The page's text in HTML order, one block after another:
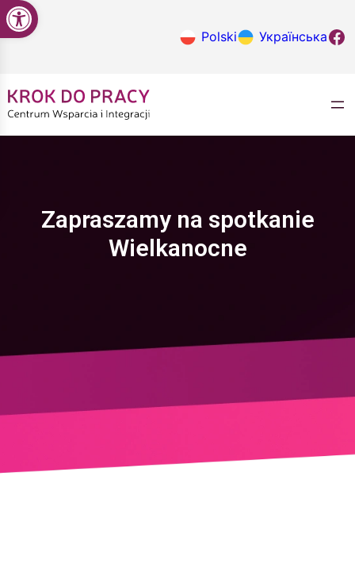
Przejdź
do
Polski УкраїнськаKrok
Zapraszamy na spotkanie
Wielkanocne